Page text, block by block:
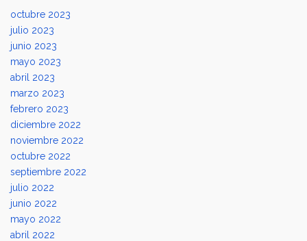
octubre 2023
julio 2023
junio 2023
mayo 2023
abril 2023
marzo 2023
febrero 2023
diciembre 2022
noviembre 2022
octubre 2022
septiembre 2022
julio 2022
junio 2022
mayo 2022
abril 2022